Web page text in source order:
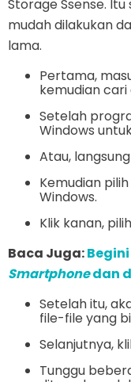
Storage Ssense.
mudah dilakukan
lama.
Pertama,
kemudian cari
Setelah
Windows
Atau,
Kemudian
Windows.
Klik kanan,
Baca Juga:
Smartphonedan
Setelah itu,
file-file yang
Selanjutnya,
Tunggu